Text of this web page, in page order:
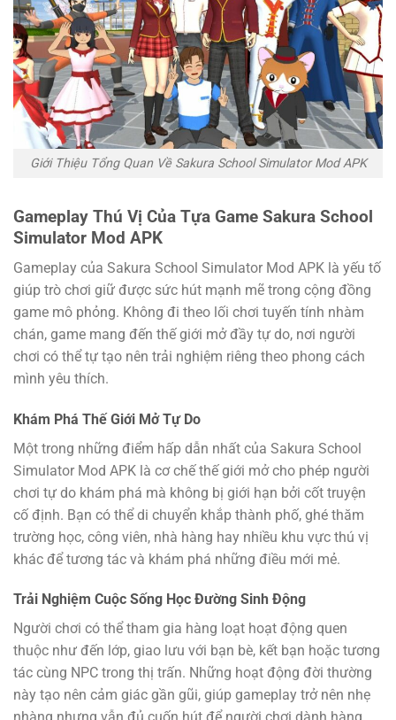
Giới Thiệu Tổng Quan Về Sakura School Simulator Mod APK
Gameplay Thú Vị Của Tựa Game Sakura School
Simulator Mod APK
Gameplay của Sakura School Simulator Mod APK là yếu tố
giúp trò chơi giữ được sức hút mạnh mẽ trong cộng đồng
game mô phỏng. Không đi theo lối chơi tuyến tính nhàm
chán, game mang đến thế giới mở đầy tự do, nơi người
chơi có thể tự tạo nên trải nghiệm riêng theo phong cách
mình yêu thích.
Khám Phá Thế Giới Mở Tự Do
Một trong những điểm hấp dẫn nhất của Sakura School
Simulator Mod APK là cơ chế thế giới mở cho phép người
chơi tự do khám phá mà không bị giới hạn bởi cốt truyện
cố định. Bạn có thể di chuyển khắp thành phố, ghé thăm
trường học, công viên, nhà hàng hay nhiều khu vực thú vị
khác để tương tác và khám phá những điều mới mẻ.
Trải Nghiệm Cuộc Sống Học Đường Sinh Động
Người chơi có thể tham gia hàng loạt hoạt động quen
thuộc như đến lớp, giao lưu với bạn bè, kết bạn hoặc tương
tác cùng NPC trong thị trấn. Những hoạt động đời thường
này tạo nên cảm giác gần gũi, giúp gameplay trở nên nhẹ